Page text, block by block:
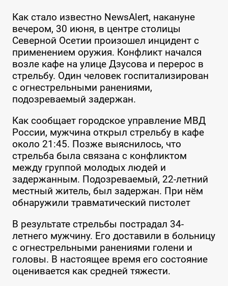
Как стало известно NewsAlert, накануне
вечером, 30 июня, в центре столицы
Северной Осетии произошел инцидент с
применением оружия. Конфликт начался
возле кафе на улице Дзусова и перерос в
стрельбу. Один человек госпитализирован
с огнестрельными ранениями,
подозреваемый задержан.
Как сообщает городское управление МВД
России, мужчина открыл стрельбу в кафе
около 21:45. Позже выяснилось, что
стрельба была связана с конфликтом
между группой молодых людей и
задержанным. Подозреваемый, 22-летний
местный житель, был задержан. При нём
обнаружили травматический пистолет
В результате стрельбы пострадал 34-
летнего мужчину. Его доставили в больницу
с огнестрельными ранениями голени и
головы. В настоящее время его состояние
оценивается как средней тяжести.